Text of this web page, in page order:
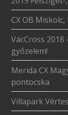
CX OB
VácCross
győzelem!
Merida CX
pontocska
Villapark